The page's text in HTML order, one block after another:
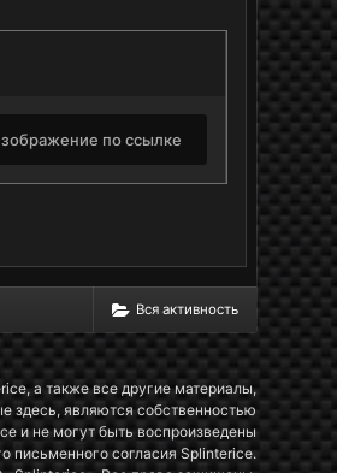
по ссылке
Вся активность
а также все другие материалы,
здесь, являются собственностью
и не могут быть воспроизведены
письменного согласия Splinterice.